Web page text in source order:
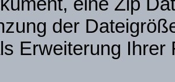
der
Erweiterung